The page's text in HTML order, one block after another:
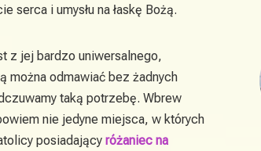
serca i umysłu na łaskę Bożą.
z jej bardzo uniwersalnego,
można odmawiać bez żadnych
taką potrzebę. Wbrew
nie jedyne miejsca, w których
posiadający różaniec na